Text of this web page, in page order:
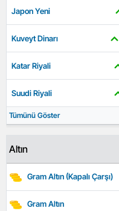
Japon Yeni
Kuveyt Dinarı
Katar Riyali
Suudi Riyali
Tümünü Göster
Altın
Gram Altın (Kapalı Çarşı)
Gram Altın